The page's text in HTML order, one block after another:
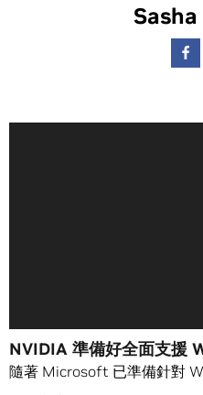
NVIDIA 準備好全面支援
隨著 Microsoft 已準備針對